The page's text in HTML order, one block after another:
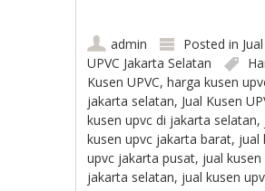
admin Posted in
UPVC Jakarta Selatan
Kusen UPVC,harga kusen
jakarta selatan, Jual Kusen
kusen upvc di jakarta selatan,
kusen upvc jakarta barat, jual
upvc jakarta pusat, jual kusen
jakarta selatan, jual kusen